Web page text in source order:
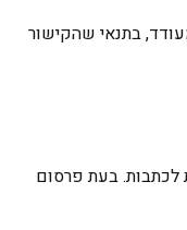
בתנאי שהקישור
בעת פרסום